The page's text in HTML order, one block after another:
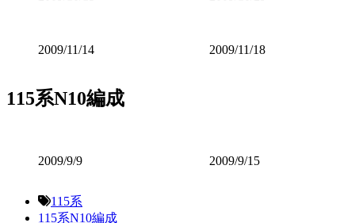
2009/11/14 2009/11/18
115系N10編成
2009/9/9 2009/9/15
115系
115系N10編成